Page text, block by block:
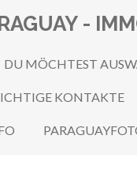
-
DU MÖCHTEST
KONTAKTE